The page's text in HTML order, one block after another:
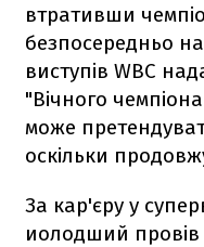
втративши
безпосередньо
виступів WBC
"Вічного
може
оскільки
За кар'єру у
иолодший провів